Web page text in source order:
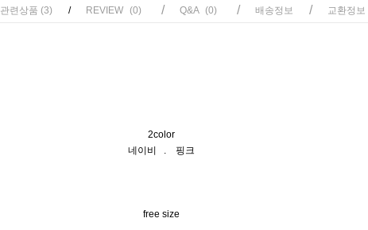
관련상품 (3) / REVIEW (0) / Q&A (0) / 배송정보 / 교환정보
2color
네이비 . 핑크
free size